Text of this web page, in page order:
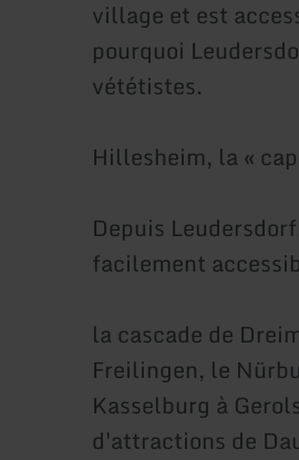
village et est
pourquoi
vététistes.
Hillesheim, la «
Depuis
facilement
la cascade de
Freilingen, le
Kasselburg à
d'attractions de